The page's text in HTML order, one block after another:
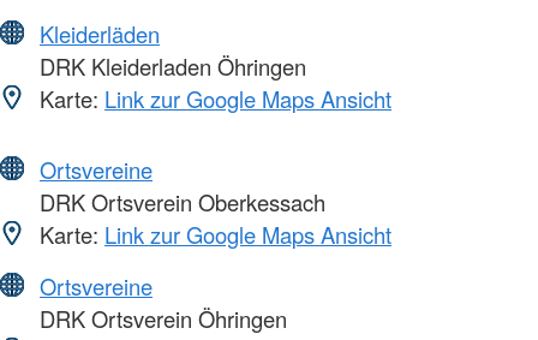
Kleiderläden
DRK Kleiderladen Öhringen
Karte: Link zur Google Maps Ansicht
Ortsvereine
DRK Ortsverein Oberkessach
Karte: Link zur Google Maps Ansicht
Ortsvereine
DRK Ortsverein Öhringen